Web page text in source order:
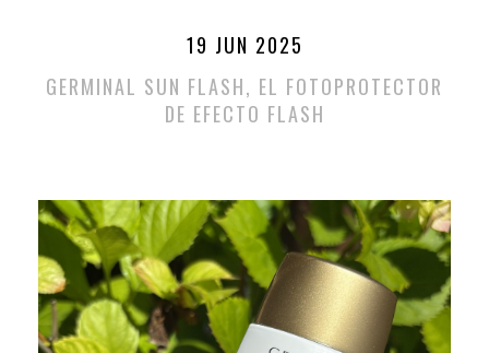
19 JUN 2025
GERMINAL SUN FLASH, EL FOTOPROTECTOR
DE EFECTO FLASH